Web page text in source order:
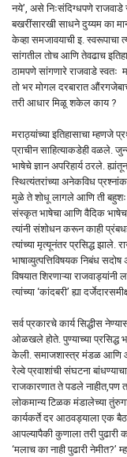
नये’, असे निःसंदिग्धपणे
बखरींसारखी साधने दुय्यम का
केव्हा समजावयाची इ. स्वरूपाचा
सांगतील तोच आणि तेवढाच
ठामपणे सांगणारे राजवाडे स्वतः
तो भर मोगल दरबारात
तरी आधार मिळू शकेल
मराठ्यांच्या इतिहासाचा म्हणजे
प्राचीन साहित्याकडेही वळले.
भाषेचे ज्ञान अपरिहार्य ठरले.
स्थित्यंतरांच्या अनेकविध
मुळे ते शोधू लागले आणि ती बहुशः
संस्कृत भाषेचा आणि वैदिक
त्यांनी संशोधन करून काही
त्यांच्या मृत्यूनंतर प्रसिद्ध झाले.
भाषाव्युत्पत्तिविषयक निबंध
विषयात शिरणाऱ्या
त्यांच्या ‘कांदबरी’ ह्या
सर्व प्रकारचे कार्य सिद्धीस
ओळखले होते. पुण्याच्या प्रसिद्ध
केली. समाजशास्त्र मंडळ आणि
रेल्वे प्रवाशांची संघटना
राजकारणात ते पडले नाहीत,पण
लोकमान्य टिळक मंडालेच्या
कार्यकर्ते दर आठवड्याला एक
आपल्यापैकी कुणाला तरी
‘मलाच का नाही पुढारी